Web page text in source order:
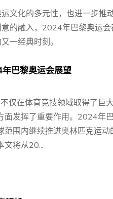
文化的多元性，也进一步推
的融入，2024年巴黎奥运
一经典时刻。
巴黎奥运会展望
仅在体育竞技领域取得了巨
面发挥了重要作用。2024年
围内继续推进奥林匹克运
文将从20...